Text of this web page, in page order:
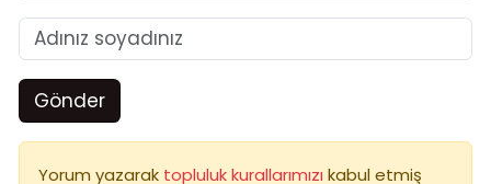
Gönder
Yorum yazarak topluluk kurallarımızı kabul etmiş